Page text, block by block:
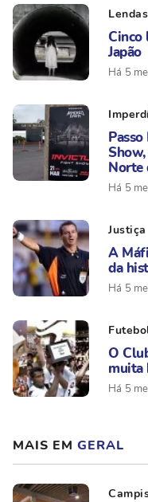
Lendas
Cinco
Japão
Há 5
Norte
Há 5
Justiça
A
da
Há 5
O
muita
Há 5
MAIS EM GERAL